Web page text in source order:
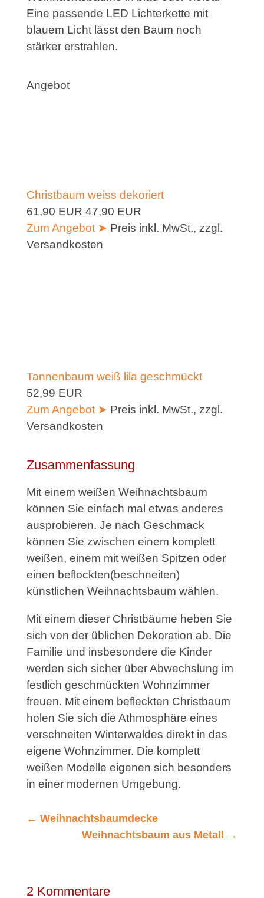
Eine passende LED Lichterkette mit
blauem Licht lässt den Baum noch
stärker erstrahlen.
Angebot
Christbaum weiss dekoriert
61,90 EUR 47,90 EUR
Zum Angebot ➤ Preis inkl. MwSt., zzgl.
Versandkosten
Tannenbaum weiß lila geschmückt
52,99 EUR
Zum Angebot ➤ Preis inkl. MwSt., zzgl.
Versandkosten
Zusammenfassung
Mit einem weißen Weihnachtsbaum
können Sie einfach mal etwas anderes
ausprobieren. Je nach Geschmack
können Sie zwischen einem komplett
weißen, einem mit weißen Spitzen oder
einen beflockten(beschneiten)
künstlichen Weihnachtsbaum wählen.
Mit einem dieser Christbäume heben Sie
sich von der üblichen Dekoration ab. Die
Familie und insbesondere die Kinder
werden sich sicher über Abwechslung im
festlich geschmückten Wohnzimmer
freuen. Mit einem befleckten Christbaum
holen Sie sich die Athmosphäre eines
verschneiten Winterwaldes direkt in das
eigene Wohnzimmer. Die komplett
weißen Modelle eigenen sich besonders
in einer modernen Umgebung.
← Weihnachtsbaumdecke
Weihnachtsbaum aus Metall
→
2 Kommentare